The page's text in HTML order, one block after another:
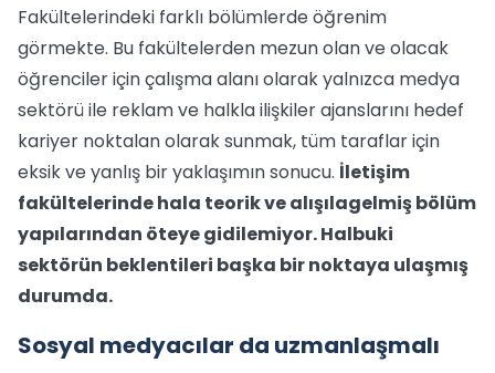
Fakültelerindeki farklı bölümlerde öğrenim
görmekte. Bu fakültelerden mezun olan ve olacak
öğrenciler için çalışma alanı olarak yalnızca medya
sektörü ile reklam ve halkla ilişkiler ajanslarını hedef
kariyer noktalan olarak sunmak, tüm taraflar için
eksik ve yanlış bir yaklaşımın sonucu. İletişim
fakültelerinde hala teorik ve alışılagelmiş bölüm
yapılarından öteye gidilemiyor. Halbuki
sektörün beklentileri başka bir noktaya ulaşmış
durumda.
Sosyal medyacılar da uzmanlaşmalı